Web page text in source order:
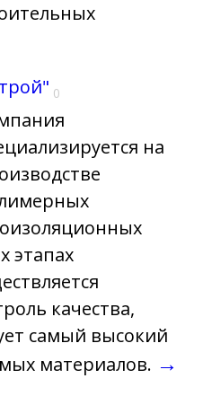
0
на
этапах
качества,
самый высокий
материалов. →